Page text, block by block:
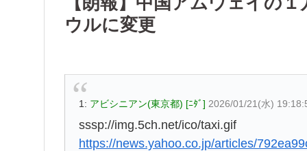
ウルに変更
1: アビシニアン(東京都) [ﾆﾀﾞ] 2026/01/21(水)
sssp://img.5ch.net/ico/taxi.gif
https://news.yahoo.co.jp/articles/